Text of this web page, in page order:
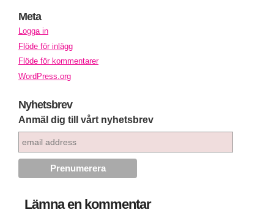
Meta
Logga in
Flöde för inlägg
Flöde för kommentarer
WordPress.org
Nyhetsbrev
Anmäl dig till vårt nyhetsbrev
Lämna en kommentar